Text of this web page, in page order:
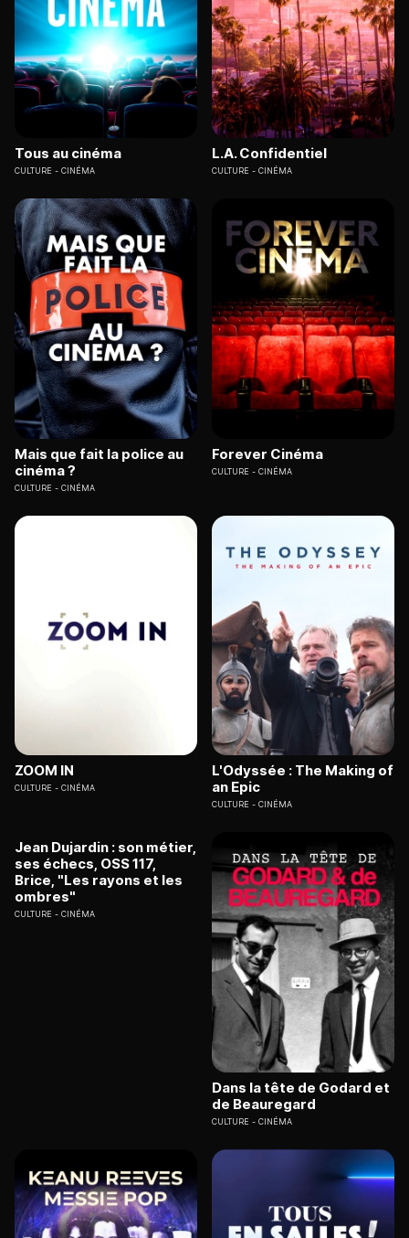
Tous au cinéma
CULTURE CINÉMA
L.A. Confidentiel
CULTURE CINÉMA
Mais que fait la police au
cinéma ?
CULTURE CINÉMA
Forever Cinéma
CULTURE CINÉMA
ZOOM IN
CULTURE CINÉMA
L'Odyssée : The Making of
an Epic
CULTURE CINÉMA
Jean Dujardin : son métier,
ses échecs, OSS 117,
Brice, "Les rayons et les
ombres"
CULTURE CINÉMA
Dans la tête de Godard et
de Beauregard
CULTURE CINÉMA